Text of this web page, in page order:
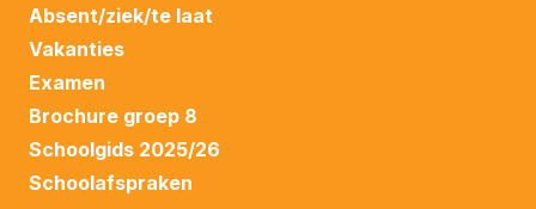
Absent/ziek/te laat
Vakanties
Examen
Brochure groep 8
Schoolgids 2025/26
Schoolafspraken